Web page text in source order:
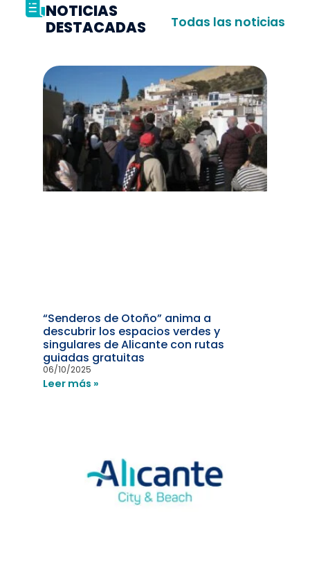
NOTICIAS
DESTACADAS
Todas las noticias
“Senderos de Otoño” anima a
descubrir los espacios verdes y
singulares de Alicante con rutas
guiadas gratuitas
06/10/2025
Leer más »